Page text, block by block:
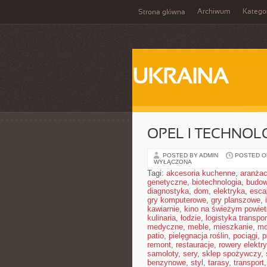
Strona główna Archiwum
UKRAINA
OPEL I
POSTED BY ADMIN POSTED
WYŁĄCZONA
Tagi: akcesoria kuchenne,
genetyczne, biotechnologia,
diagnostyka, dom, elektryka,
gry komputerowe, gry planszowe,
kawiarnie, kino na świeżym
kulinaria, łodzie, logistyka
medyczne, meble, mieszkanie,
patio, pielęgnacja roślin, pociągi,
remont, restauracje, rowery
samoloty, sery, sklep spożywczy,
benzynowe, styl , tarasy, transport,